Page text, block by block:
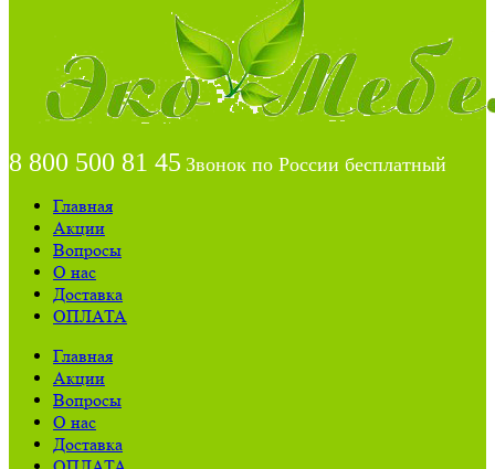
8 800 500 81 45 Звонок по России бесплатный
Главная
Акции
Вопросы
О нас
Доставка
ОПЛАТА
Главная
Акции
Вопросы
О нас
Доставка